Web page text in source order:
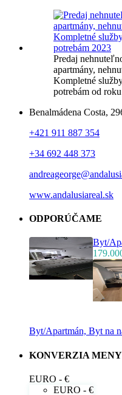
Predaj
apartmány,
Kompletné
potrebám od
Benalmádena Costa,
+421 911 887 354
+34 692 448 373
www.andalusiareal.sk
ODPORÚČAME
Byt/
Byt/Apartmán, Byt na
KONVERZIA MENY
EURO - €
EURO - €